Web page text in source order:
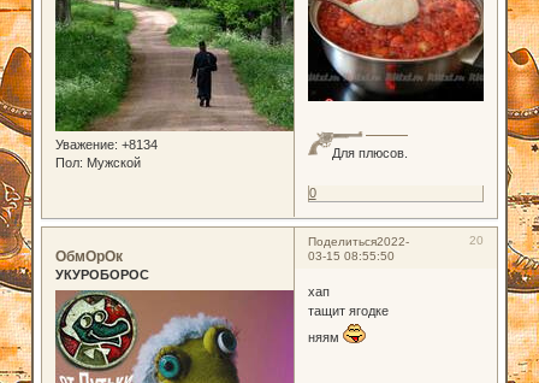
Уважение: +8134
Пол: Мужской
Для плюсов.
0
Поделиться 20
2022-
03-15 08:55:50
ОбмОрОк
УКУРОБОРОС
хап
тащит ягодке
няям